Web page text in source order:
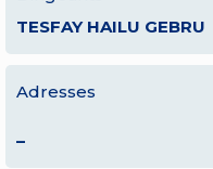
TESFAY HAILU GEBRU
Adresses
–